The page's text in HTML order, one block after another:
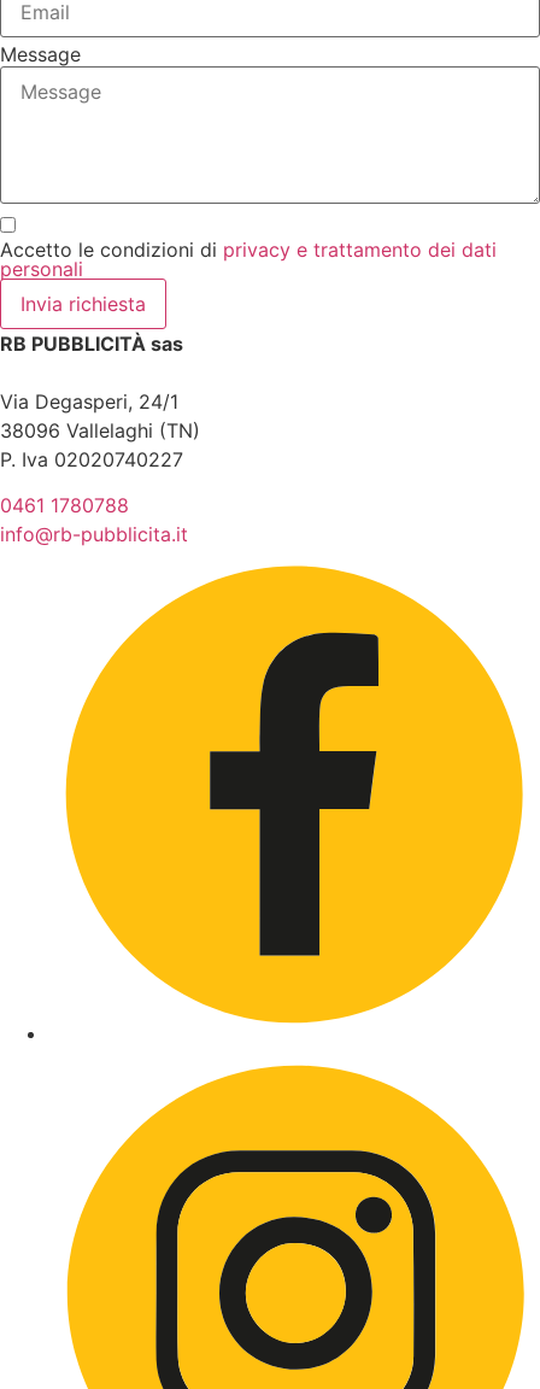
Message
Accetto le condizioni di privacy e trattamento dei dati
personali
Invia richiesta
RB PUBBLICITÀ sas
Via Degasperi, 24/1
38096 Vallelaghi (TN)
P. Iva 02020740227
0461 1780788
info@rb-pubblicita.it